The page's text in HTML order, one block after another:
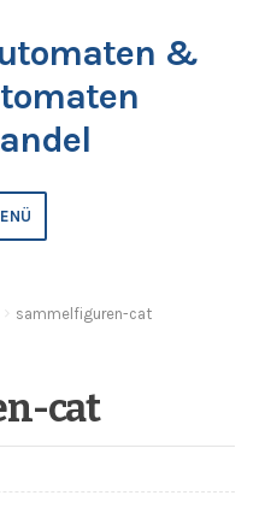
&
sammelfiguren-cat
cat